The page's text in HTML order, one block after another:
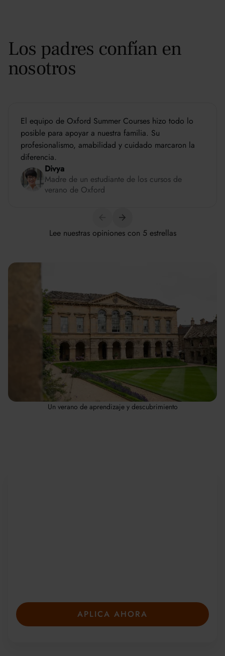
Los padres confían en
nosotros
El equipo de Oxford Summer Courses hizo todo lo
posible para apoyar a nuestra familia. Su
profesionalismo, amabilidad y cuidado marcaron la
diferencia.
Divya
Madre de un estudiante de los cursos de
verano de Oxford
Lee nuestras opiniones con 5 estrellas
Un verano de aprendizaje y descubrimiento
APLICA AHORA